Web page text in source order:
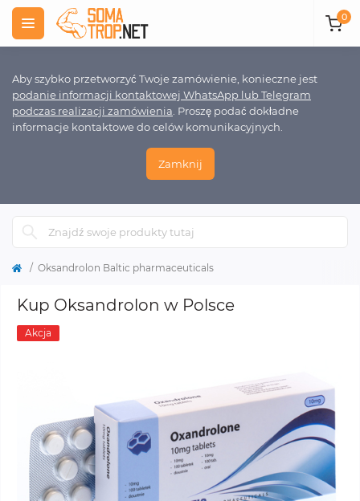
Aby szybko przetworzyć Twoje zamówienie, konieczne jest
podanie informacji kontaktowej WhatsApp lub Telegram
podczas realizacji zamówienia . Proszę podać dokładne
informacje kontaktowe do celów komunikacyjnych.
Zamknij
0
Oksandrolon Baltic pharmaceuticals
Kup Oksandrolon w Polsce
Akcja